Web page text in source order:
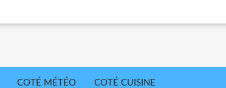
COTÉ MÉTÉO COTÉ CUISINE